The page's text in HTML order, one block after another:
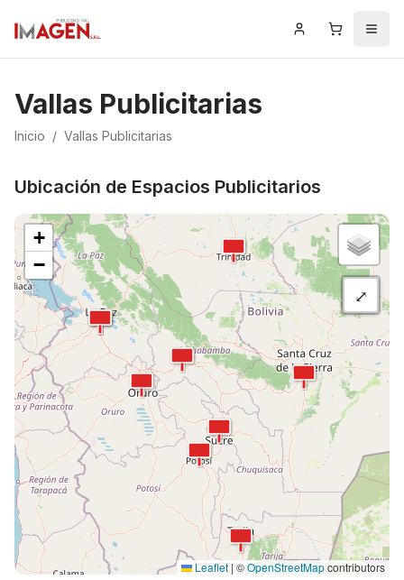
Iniciar Sesión
Carrito
Vallas Publicitarias
Inicio / Vallas Publicitarias
Ubicación de Espacios Publicitarios
+
−
⤢
Leaflet | ©OpenStreetMapcontributors